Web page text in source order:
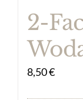
2-
8,50€